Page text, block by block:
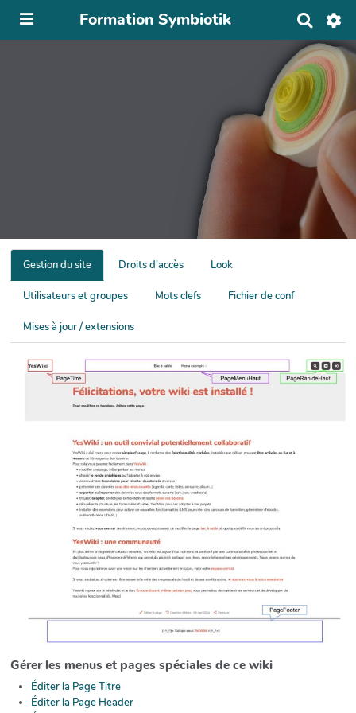
Formation Symbiotik
c
h
e
r
c
h
e
Gestion du site Droits d'accès Look
Utilisateurs et groupes Mots clefs Fichier de conf
Mises à jour / extensions
Gérer les menus et pages spéciales de ce wiki
Éditer la Page Titre
Éditer la Page Header